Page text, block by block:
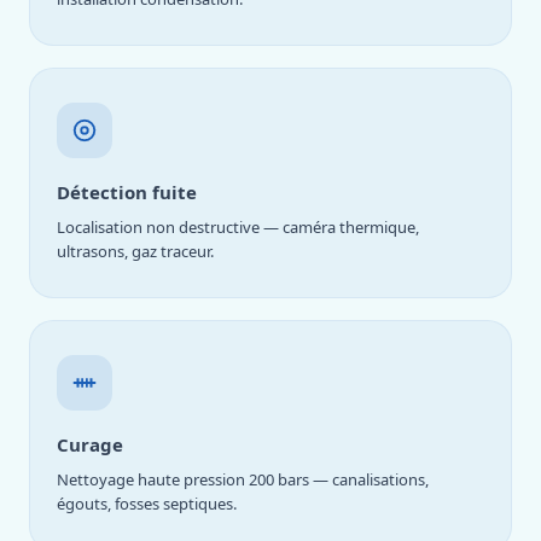
Détection fuite
Localisation non destructive — caméra thermique,
ultrasons, gaz traceur.
Curage
Nettoyage haute pression 200 bars — canalisations,
égouts, fosses septiques.